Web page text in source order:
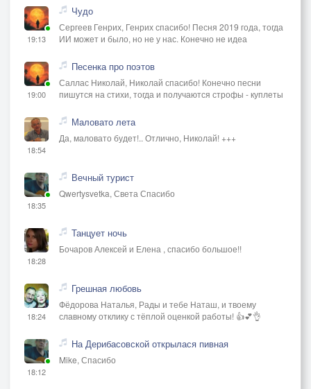
Да ………..Улыбайте улыбато, хмурым быть это не
надо
Все ……….Улыбайтесь, не стесняйтесь,
развивайтесь, не ругайтесь
Вы…….. Улыбато улыбайте, миру позитива дайте
Щас……., не ругайтесь, не стесняйтесь,
19:13
Чудо
Сергеев Генрих, Генрих спасибо! Песня 2019 года, тогда
ИИ может и было, но не у нас. Конечно не идеа
19:00
Песенка про поэтов
Саллас Николай, Николай спасибо! Конечно песни
пишутся на стихи, тогда и получаются строфы - куплеты
18:54
Маловато лета
Да, маловато будет!.. Отлично, Николай! +++
18:35
Вечный турист
Qwertysvetka, Света Спасибо
18:28
Танцует ночь
Бочаров Алексей и Елена , спасибо большое!!
18:24
Грешная любовь
Фёдорова Наталья, Рады и тебе Наташ, и твоему
славному отклику с тёплой оценкой работы! 👍💕👌
18:12
На Дерибасовской открылася пивная
Mike, Спасибо